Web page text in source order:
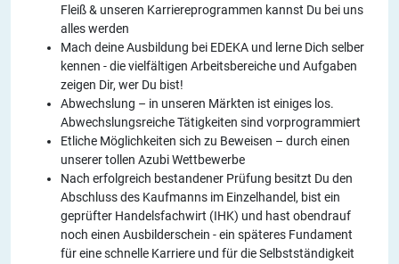
Fleiß & unseren Karriereprogrammen kannst Du bei uns
alles werden
Mach deine Ausbildung bei EDEKA und lerne Dich selber
kennen - die vielfältigen Arbeitsbereiche und Aufgaben
zeigen Dir, wer Du bist!
Abwechslung – in unseren Märkten ist einiges los.
Abwechslungsreiche Tätigkeiten sind vorprogrammiert
Etliche Möglichkeiten sich zu Beweisen – durch einen
unserer tollen Azubi Wettbewerbe
Nach erfolgreich bestandener Prüfung besitzt Du den
Abschluss des Kaufmanns im Einzelhandel, bist ein
geprüfter Handelsfachwirt (IHK) und hast obendrauf
noch einen Ausbilderschein - ein späteres Fundament
für eine schnelle Karriere und für die Selbstständigkeit